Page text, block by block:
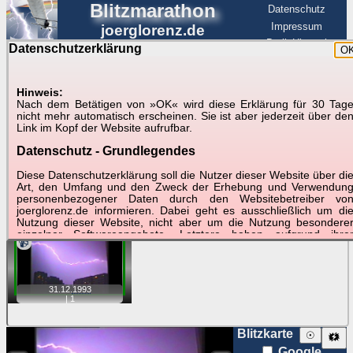
Datenschutzerklärung
Hinweis:
Nach dem Betätigen von »OK« wird diese Erklärung für 30 Tage
nicht mehr automatisch erscheinen. Sie ist aber jederzeit über den
Link im Kopf der Website aufrufbar.
Datenschutz - Grundlegendes
Diese Datenschutzerklärung soll die Nutzer dieser Website über die
Art, den Umfang und den Zweck der Erhebung und Verwendung
personenbezogener Daten durch den Websitebetreiber von
joerglorenz.de informieren. Dabei geht es ausschließlich um die
Nutzung dieser Website, nicht aber um die Nutzung besonderer
einzelner Softwareangebote. Letztere haben aufgrund ihrer
Funktionen Besonderheiten, so dass verschiedene Daten
gespeichert werden müssen, die für das Funktionieren erforderlich
sind. Hier ist es wichtig, dass Sie selbst zum Testen dieser
Funktionen möglichst erfundene Daten verwenden. Ansonsten wird
auf die spezifischen Besonderheiten beim jeweiligen Angebot
gesondert hingewiesen.
Generell gilt: Wenn Sie ein Angebot bei den Add-Ins nutzen, bei
dem Daten übertragen werden, werden diese Daten auf dem
Blitzmarathon
joerglorenz.de
Datenschutz
Impressum
BerlinHimmel
Blitzmarathon
Gewitter über Berlin:
31.12.1993
Tipp:Auf der Karte beim Einzelfoto können
Sie auf ihre Position tippen und sehen, wie
weit die gewählte Position zu den Blitzen auf dem Foto bzw.
im Video entfernt ist. Quelle der Blitzdaten:
kachelmannwetter. Doppelklick auf Thumb zum Anzeigen.
📹
31.12.1993
|1
Blitzkarte 🗱
☉